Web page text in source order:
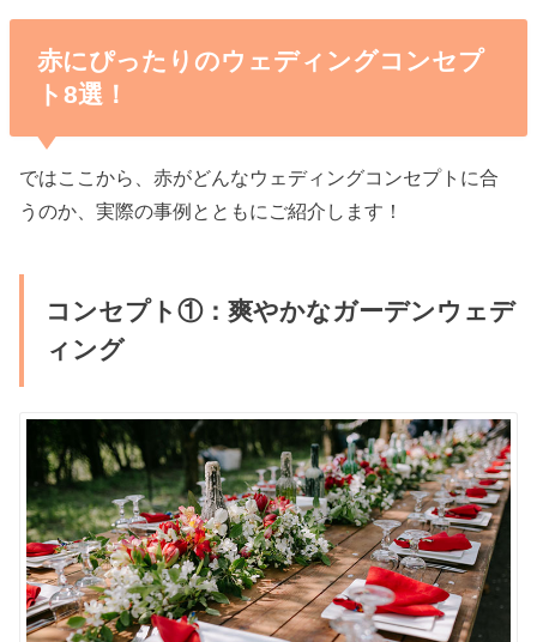
赤にぴったりのウェディングコンセプ
ト8選！
ではここから、赤がどんなウェディングコンセプトに合
うのか、実際の事例とともにご紹介します！
コンセプト①：爽やかなガーデンウェデ
ィング